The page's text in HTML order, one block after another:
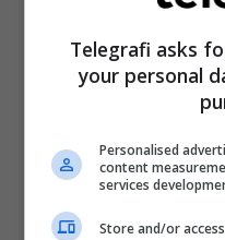
Gjykata Speciale
Telegrafi asks
your personal
Personalised
content
services
Store and/or